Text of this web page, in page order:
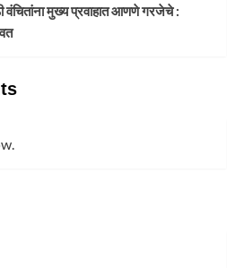
वंचितांना मुख्य प्रवाहात आणणे गरजेचे :